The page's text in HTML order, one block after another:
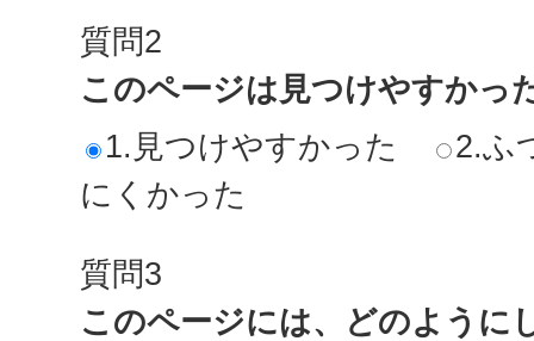
質問2
このページは見つけやすかっ
1.見つけやすかった
2.ふ
にくかった
質問3
このページには、どのように